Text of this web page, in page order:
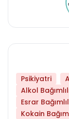
Psikiyatri
Alkol
Esrar
Kokain